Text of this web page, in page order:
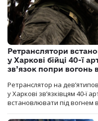
Ретранслятори
у Харкові бійці 40-ї
зв’язок попри вогонь
Ретранслятор на
у Харкові зв’язківцям 40-ї
встановлювати під вогнем